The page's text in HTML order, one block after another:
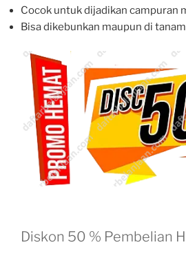
Cocok untuk dijadikan campuran
Bisa dikebunkan maupun di
Diskon 50 % Pembelian